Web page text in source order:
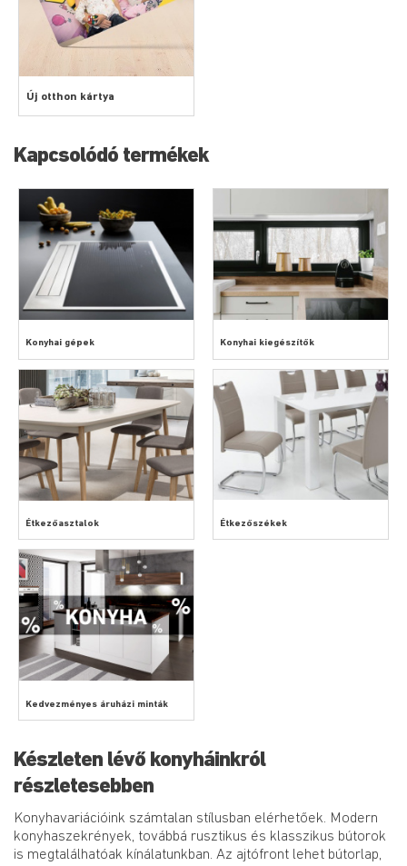
Új otthon kártya
Kapcsolódó termékek
Konyhai gépek Konyhai kiegészítők
Étkezőasztalok Étkezőszékek
Kedvezményes áruházi minták
Készleten lévő konyháinkról
részletesebben
Konyhavariációink számtalan stílusban elérhetőek. Modern
konyhaszekrények, továbbá rusztikus és klasszikus bútorok
is megtalálhatóak kínálatunkban. Az ajtófront lehet bútorlap,